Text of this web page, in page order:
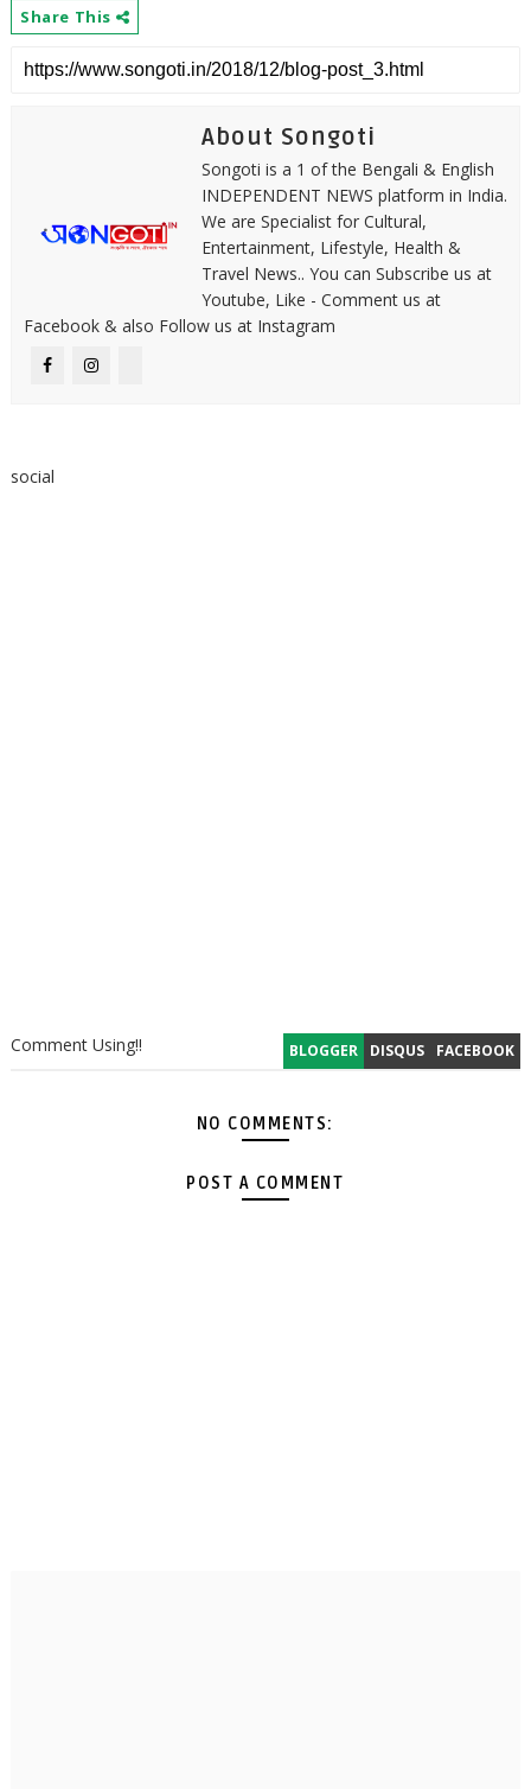
Share This
About Songoti
Songoti is a 1 of the Bengali & English
INDEPENDENT NEWS platform in India.
We are Specialist for Cultural,
Entertainment, Lifestyle, Health &
Travel News.. You can Subscribe us at
Youtube, Like - Comment us at
Facebook & also Follow us at Instagram
social
BLOGGER DISQUS FACEBOOK
Comment Using!!
NO COMMENTS:
POST A COMMENT